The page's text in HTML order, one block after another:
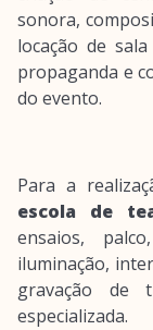
sonora,
locação de
propaganda e
do evento.
Para a
escola de
ensaios,
iluminação,
gravação de
especializada.